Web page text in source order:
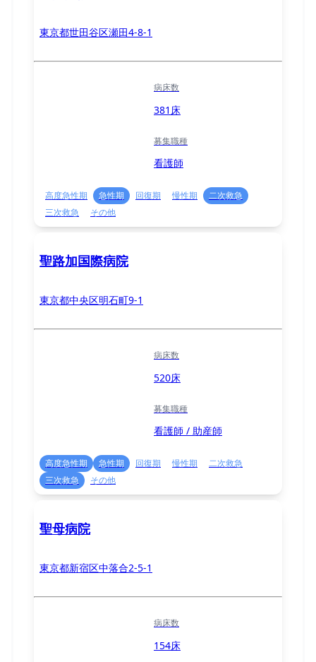
東京都世田谷区瀬田4-8-1
病床数
381床
募集職種
看護師
高度急性期 急性期 回復期 慢性期
二次救急
三次救急
その他
聖路加国際病院
東京都中央区明石町9-1
病床数
520床
募集職種
看護師 / 助産師
高度急性期 急性期 回復期 慢性期
二次救急
三次救急
その他
聖母病院
東京都新宿区中落合2-5-1
病床数
154床